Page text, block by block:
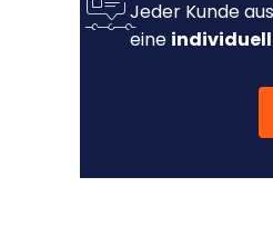
Jeder Kunde
eine